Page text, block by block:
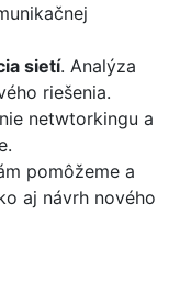
sietí. Analýza
riešenia.
netwtorkingu a
pomôžeme a
aj návrh nového